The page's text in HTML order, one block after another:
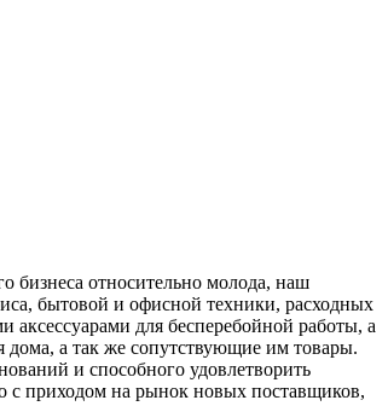
бизнеса относительно молода, наш
бытовой и офисной техники, расходных
для бесперебойной работы, а
дома, а так же сопутствующие им товары.
и способного удовлетворить
с приходом на рынок новых поставщиков,